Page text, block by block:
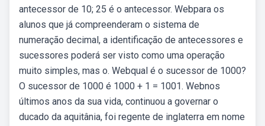
antecessor de 10; 25 é o antecessor. Webpara os
alunos que já compreenderam o sistema de
numeração decimal, a identificação de antecessores e
sucessores poderá ser visto como uma operação
muito simples, mas o. Webqual é o sucessor de 1000?
O sucessor de 1000 é 1000 + 1 = 1001. Webnos
últimos anos da sua vida, continuou a governar o
ducado da aquitânia, foi regente de inglaterra em nome